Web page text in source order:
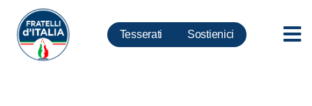
Tesserati Sostienici